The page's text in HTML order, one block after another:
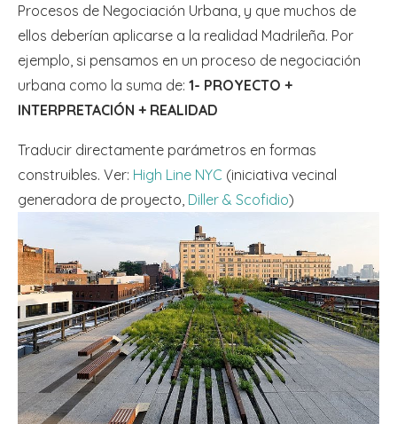
Procesos de Negociación Urbana, y que muchos de
ellos deberían aplicarse a la realidad Madrileña. Por
ejemplo, si pensamos en un proceso de negociación
urbana como la suma de: 1- PROYECTO +
INTERPRETACIÓN + REALIDAD
Traducir directamente parámetros en formas
construibles. Ver: High Line NYC (iniciativa vecinal
generadora de proyecto, Diller & Scofidio)